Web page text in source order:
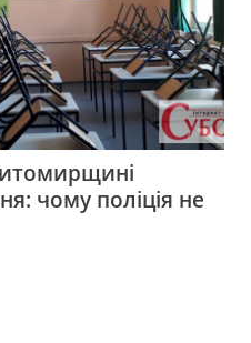
чому поліція не